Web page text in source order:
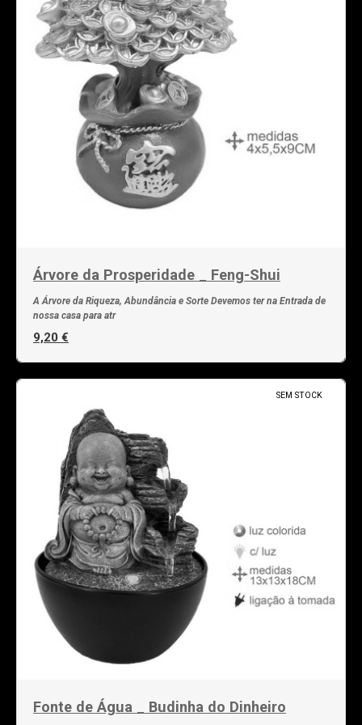
Árvore da Prosperidade _ Feng-Shui
A Árvore da Riqueza, Abundância e Sorte Devemos ter na Entrada de
nossa casa para atr
9,20 €
SEM STOCK
Fonte de Água _ Budinha do Dinheiro